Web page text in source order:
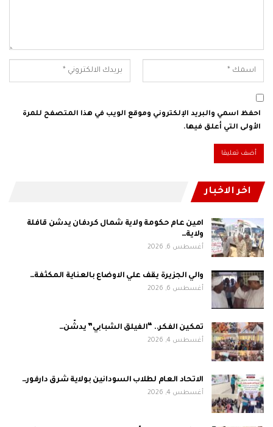
احفظ اسمي والبريد الإلكتروني وموقع الويب في هذا المتصفح للمرة
الأولى التي أعلق فيها.
اخر الاخبار
امين عام حكومة ولاية شمال كردفان يدشن قافلة
ولاية…
أغسطس 6, 2026
والي الجزيرة يقف علي الاوضاع بالعناية المكثفة…
أغسطس 6, 2026
تمكين الفكر.. “الفيلق الشبابي” يدشّن…
أغسطس 4, 2026
الاتحاد العام لطلاب السودانين بولاية شرق دارفور…
أغسطس 4, 2026